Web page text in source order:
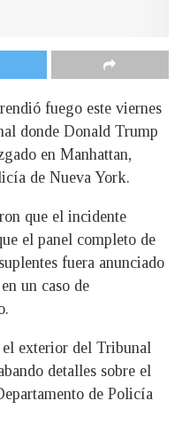
fuego este viernes
donde Donald Trump
en Manhattan,
de Nueva York.
que el incidente
el panel completo de
fuera anunciado
un caso de
exterior del Tribunal
detalles sobre el
de Policía